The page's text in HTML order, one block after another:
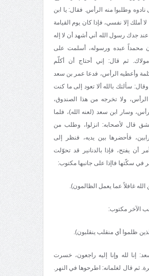
وطلبوا منه الرأس. فقال: يا ابن
أملك إلا نفسي، فإذا كان يوم القيامة
جدك رسول الله أني أشهد أن لا إله
محمداً عبده ورسوله، أسلمت على
ثم قال: إني أحتاج أن أكلّم
وأعطيه الرأس، فدعا عمر بن سعد
وقال: سألتك بالله ألا تعود إلى ما كنت
الرأس، ولا تخرجه من هذا الصندوق،
وسار ابن سعد (لعنه الله)، فلما
قال لأصحابه: انزلوا، وطلب من
فأحضرها بين يديه، فنظر إلى
أن يفتح، فإذا بالدنانير قد تحوّلت
في سكّتها فاإذا على جانبها مكتوب:
غافلاً عما يعمل الظالمون).
الآخر مكتوب:
ظلموا أي منقلب ينقلبون).
إنا لله وإنا إليه راجعون، خسرت
ثم قال لغلمانه: اطرحوها في النهر.